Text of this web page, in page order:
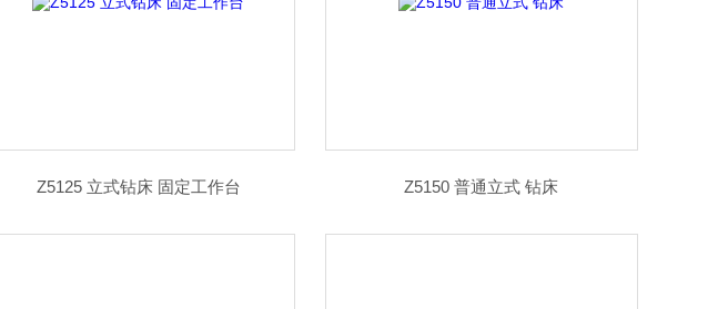
Z5125 立式钻床 固定工作台 Z5150 普通立式 钻床